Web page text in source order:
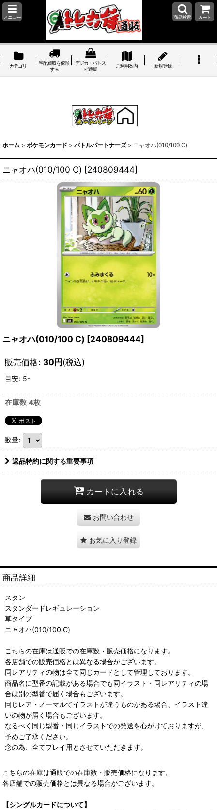
メニュー 商品検索 カート
カテゴリ
宅配買取を依頼
する
デジカ・バトス
ピ通販
ご利用案内 新規登録
ホーム > ポケモンカード > バトルパートナーズ > ニャオハ(010/100 C)
ニャオハ(010/100 C) [240809444]
ニャオハ(010/100 C) [240809444]
販売価格: 30円(税込)
目安: 5-
在庫数 4枚
数量:
返品特約に関する重要事項
カートに入れる
お問い合わせ
お気に入り登録
商品詳細
スタン
スタンダードレギュレーション
草タイプ
ニャオハ(010/100 C)
こちらの在庫は通販での在庫数・販売価格になります。
各店舗での販売価格とは異なる場合がございます。
同レアリティの物は全て同じカードとして管理しております。
商品名に型番の記載がある場合でも同イラスト・同レアリティの場
合は別の型番で届く場合もございます。
同じレア・ノーマルでイラストが違うものがある場合、イラスト違
いの物が届く場合もございます。
なるべく同じ型番・同じイラストでの発送を心がけておりますが、
予めご了承ください。
念の為、全てプレイ用とさせていただきます。
こちらの在庫は通販での在庫数・販売価格になります。
各店舗での販売価格とは異なる場合がございます。
【シングルカードについて】